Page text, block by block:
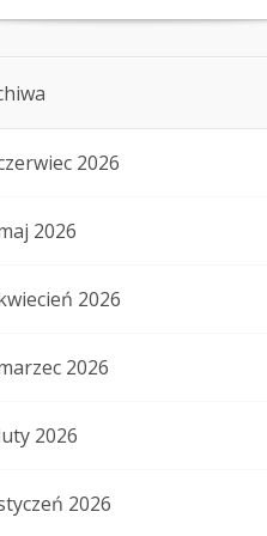
2026
2026
2026
2026
2026
2026